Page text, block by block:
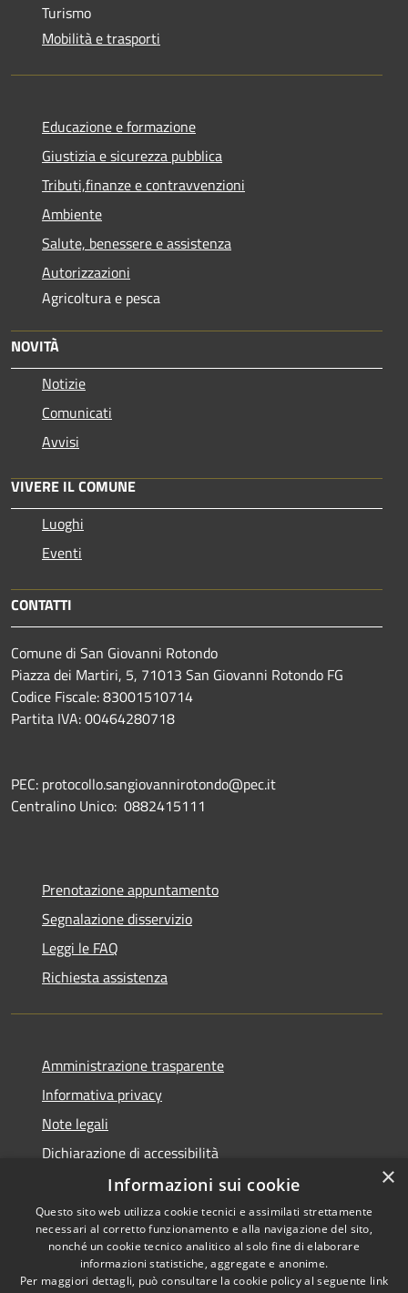
Turismo
Mobilità e trasporti
Educazione e formazione
Giustizia e sicurezza pubblica
Tributi,finanze e contravvenzioni
Ambiente
Salute, benessere e assistenza
Autorizzazioni
Agricoltura e pesca
NOVITÀ
Notizie
Comunicati
Avvisi
VIVERE IL COMUNE
Luoghi
Eventi
CONTATTI
Comune di San Giovanni Rotondo
Piazza dei Martiri, 5, 71013 San Giovanni Rotondo FG
Codice Fiscale: 83001510714
Partita IVA: 00464280718
PEC: protocollo.sangiovannirotondo@pec.it
Centralino Unico: 0882415111
Prenotazione appuntamento
Segnalazione disservizio
Leggi le FAQ
Richiesta assistenza
Amministrazione trasparente
Informativa privacy
Note legali
Dichiarazione di accessibilità
Accessibilità
Privacy
Copyright © 2026 • Comune di
San Giovanni Rotondo •
Powered byMunicipium •
×
Informazioni sui cookie
Questo sito web utilizza cookie tecnici e assimilati strettamente
necessari al corretto funzionamento e alla navigazione del sito,
nonché un cookie tecnico analitico al solo fine di elaborare
informazioni statistiche, aggregate e anonime.
Per maggiori dettagli, può consultare la cookie policy al seguente link